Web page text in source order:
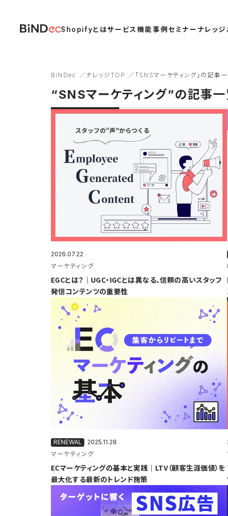
Shopifyとはサービス機能事例 セミナー ナレッジ
Shopify Plus Shopifyアプリ システムリプ
BiNDec ナレッジTOP 「SNSマーケティング」の記事
“SNSマーケティング”の記事
2026.07.22
マーケティング
EGCとは？｜UGC・IGCとは異なる、信頼の高いスタッフ
発信コンテンツの重要性
2025.11.28
マーケティング
ECマーケティングの基本と実践｜LTV（顧客生涯価値）を
最大化する最新のトレンド施策